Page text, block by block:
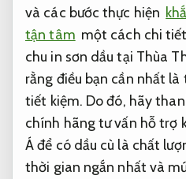
và các bước thực hiện
tận tâm một cách chi
chu in sơn dầu tại Thùa
rằng điều bạn cần nhất
tiết kiệm. Do đó, hãy
chính hãng tư vấn hỗ trợ
Á để có dầu cù là chất
thời gian ngắn nhất và